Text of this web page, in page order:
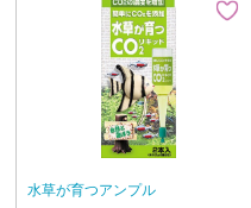
水草が育つアンプル